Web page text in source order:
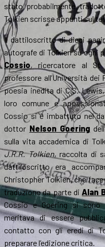
stato probabilmente
Tolkien scrisse appunti sul
Il dattiloscritto di dieci
autografe di Tolkien su ogni
Cossio, ricercatore al St
professore all’Università
poesia inedita di C.S.
loro comune e
Cossio si è imbattuto nel
dottor Nelson Goering
sulla vita accademica di
J.R.R. Tolkien, raccolta di
dattiloscritto era
Christopher Tolkien, che
traduzione da parte di Alan
Cossio e Goering si sono
meritava di essere
contatto con gli eredi di
preparare l’edizione critica.